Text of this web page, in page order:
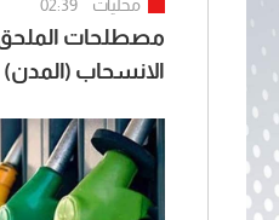
محليات 02:39
الانسحاب (المدن)